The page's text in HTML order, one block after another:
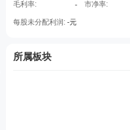
毛利率: - 市净率:
每股未分配利润: -元
所属板块